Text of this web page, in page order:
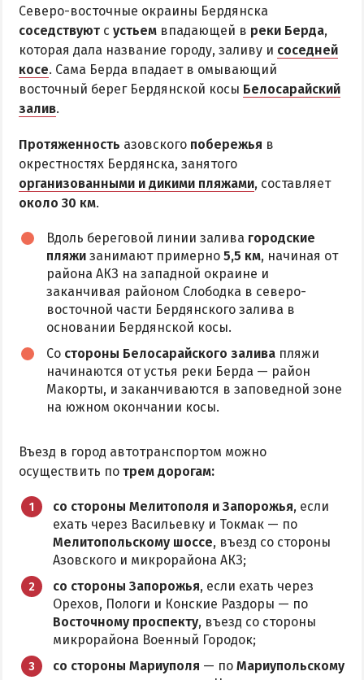
НОВОПЕТРОВКА
ЛЕЧЕНИЕ И БАЛЬНЕОТЕРАПИЯ
Грязи, лиманы и соленые озера
Санатории
ПИТАНИЕ
РАЗВЛЕЧЕНИЯ
Аквапарк
Дельфинарий
Зоопарк
Виндсерфинг
Рыбалка
ДОСТОПРИМЕЧАТЕЛЬНОСТИ
Памятники и скульптуры
Бердянские маяки
ЭКСКУРСИИ И МАРШРУТЫ
Острова Дзендзик
Приазовский природный парк
ПРОЕЗД
Маршрутки
Северо-восточные окраины Бердянска
соседствуют с устьем впадающей в реки Берда,
которая дала название городу, заливу и соседней
косе. Сама Берда впадает в омывающий
восточный берег Бердянской косы Белосарайский
залив.
Протяженность азовского побережья в
окрестностях Бердянска, занятого
организованными и дикими пляжами, составляет
около 30 км.
Вдоль береговой линии залива городские
пляжи занимают примерно 5,5 км, начиная от
района АКЗ на западной окраине и
заканчивая районом Слободка в северо-
восточной части Бердянского залива в
основании Бердянской косы.
Со стороны Белосарайского залива пляжи
начинаются от устья реки Берда — район
Макорты, и заканчиваются в заповедной зоне
на южном окончании косы.
Въезд в город автотранспортом можно
осуществить по трем дорогам:
со стороны Мелитополя и Запорожья, если
ехать через Васильевку и Токмак — по
Мелитопольскому шоссе, въезд со стороны
Азовского и микрорайона АКЗ;
со стороны Запорожья, если ехать через
Орехов, Пологи и Конские Раздоры — по
Восточному проспекту, въезд со стороны
микрорайона Военный Городок;
со стороны Мариуполя — по Мариупольскому